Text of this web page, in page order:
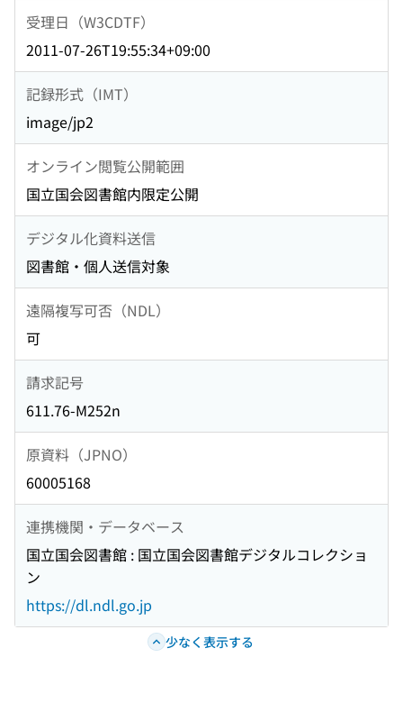
受理日（W3CDTF）
2011-07-26T19:55:34+09:00
記録形式（IMT）
image/jp2
オンライン閲覧公開範囲
国立国会図書館内限定公開
デジタル化資料送信
図書館・個人送信対象
遠隔複写可否（NDL）
可
請求記号
611.76-M252n
原資料（JPNO）
60005168
連携機関・データベース
国立国会図書館 : 国立国会図書館デジタルコレクショ
ン
https://dl.ndl.go.jp
少なく表示する